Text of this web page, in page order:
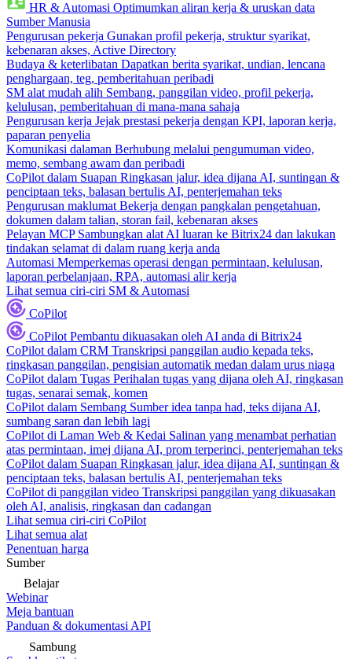
HR & Automasi Optimumkan aliran kerja & uruskan data
Sumber Manusia
Pengurusan pekerja Gunakan profil pekerja, struktur syarikat,
kebenaran akses, Active Directory
Budaya & keterlibatan Dapatkan berita syarikat, undian, lencana
penghargaan, teg, pemberitahuan peribadi
SM alat mudah alih Sembang, panggilan video, profil pekerja,
kelulusan, pemberitahuan di mana-mana sahaja
Pengurusan kerja Jejak prestasi pekerja dengan KPI, laporan kerja,
paparan penyelia
Komunikasi dalaman Berhubung melalui pengumuman video,
memo, sembang awam dan peribadi
CoPilot dalam Suapan Ringkasan jalur, idea dijana AI, suntingan &
penciptaan teks, balasan bertulis AI, penterjemahan teks
Pengurusan maklumat Bekerja dengan pangkalan pengetahuan,
dokumen dalam talian, storan fail, kebenaran akses
Pelayan MCP Sambungkan alat AI luaran ke Bitrix24 dan lakukan
tindakan selamat di dalam ruang kerja anda
Automasi Memperkemas operasi dengan permintaan, kelulusan,
laporan perbelanjaan, RPA, automasi alir kerja
Lihat semua ciri-ciri SM & Automasi
CoPilot
CoPilot Pembantu dikuasakan oleh AI anda di Bitrix24
CoPilot dalam CRM Transkripsi panggilan audio kepada teks,
ringkasan panggilan, pengisian automatik medan dalam urus niaga
CoPilot dalam Tugas Perihalan tugas yang dijana oleh AI, ringkasan
tugas, senarai semak, komen
CoPilot dalam Sembang Sumber idea tanpa had, teks dijana AI,
sumbang saran dan lebih lagi
CoPilot di Laman Web & Kedai Salinan yang menambat perhatian
atas permintaan, imej dijana AI, prom terperinci, penterjemahan teks
CoPilot dalam Suapan Ringkasan jalur, idea dijana AI, suntingan &
penciptaan teks, balasan bertulis AI, penterjemahan teks
CoPilot di panggilan video Transkripsi panggilan yang dikuasakan
oleh AI, analisis, ringkasan dan cadangan
Lihat semua ciri-ciri CoPilot
Lihat semua alat
Penentuan harga
Sumber
Belajar
Webinar
Meja bantuan
Panduan & dokumentasi API
Sambung